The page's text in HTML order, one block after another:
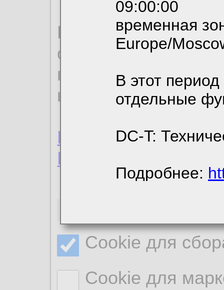
09:00:00
временная
Europe/
В этот
отдельные
DC-T:
Подробнее:
По
ознакомиться с
пользовательским
Пользовательское
Политика
Cookie для
Cookie для